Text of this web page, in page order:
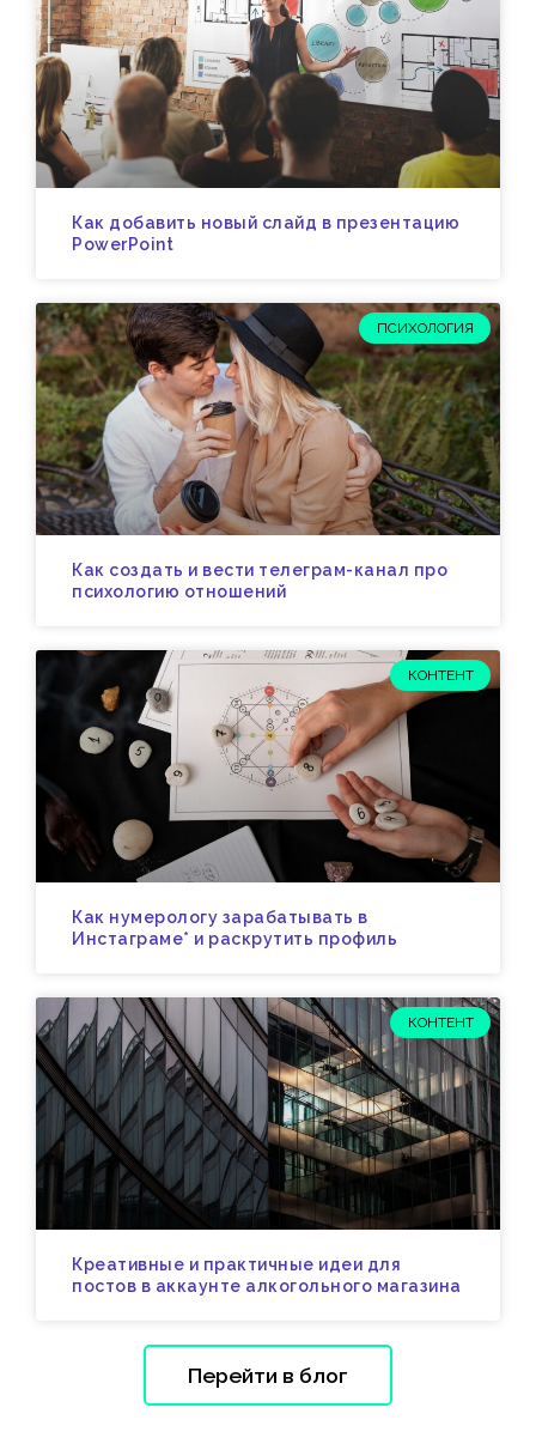
Как добавить новый слайд в презентацию
PowerPoint
ПСИХОЛОГИЯ
Как создать и вести телеграм-канал про
психологию отношений
КОНТЕНТ
Как нумерологу зарабатывать в
Инстаграме* и раскрутить профиль
КОНТЕНТ
Креативные и практичные идеи для
постов в аккаунте алкогольного магазина
Перейти в блог